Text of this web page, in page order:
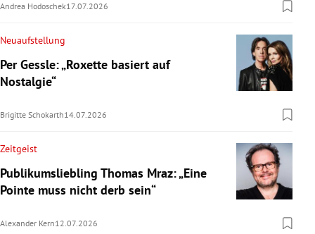
Andrea Hodoschek17.07.2026
Neuaufstellung
Per Gessle: „Roxette basiert auf
Nostalgie“
Brigitte Schokarth14.07.2026
Zeitgeist
Publikumsliebling Thomas Mraz: „Eine
Pointe muss nicht derb sein“
Alexander Kern12.07.2026